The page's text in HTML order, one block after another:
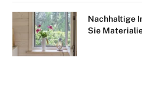
Nachhaltige
Sie